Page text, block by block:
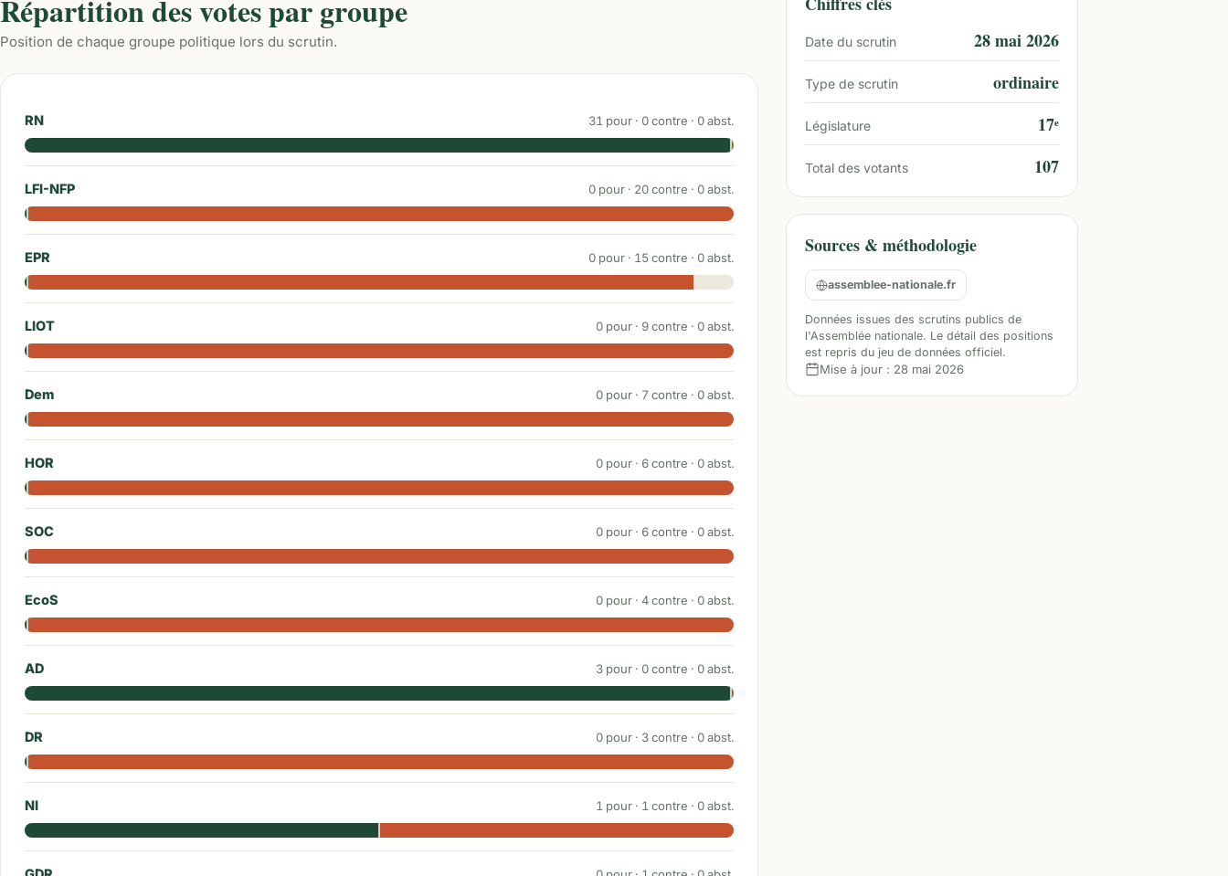
Répartition des votes par groupe
Position de chaque groupe politique lors du scrutin.
RN 31 pour · 0contre · 0abst.
LFI-NFP 0 pour · 20contre · 0abst.
EPR 0 pour · 15contre · 0abst.
LIOT 0 pour · 9contre · 0abst.
Dem 0 pour · 7contre · 0abst.
HOR 0 pour · 6contre · 0abst.
SOC 0 pour · 6contre · 0abst.
EcoS 0 pour · 4contre · 0abst.
AD 3 pour · 0contre · 0abst.
DR 0 pour · 3contre · 0abst.
NI 1 pour · 1 contre · 0abst.
Date du scrutin 28 mai 2026
Type de scrutin ordinaire
Législature 17ᵉ
Total des votants 107
Sources & méthodologie
assemblee-nationale.fr
Données issues des scrutins publics de
l'Assemblée nationale. Le détail des positions
est repris du jeu de données officiel.
Mise à jour : 28 mai 2026